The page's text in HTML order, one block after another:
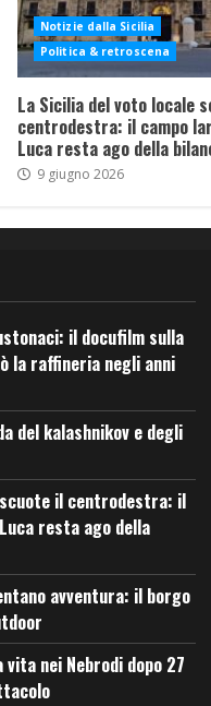
Notizie dalla Sicilia
Politica & retroscena
La Sicilia del voto locale
centrodestra: il campo
Luca resta ago della
9 giugno 2026
il docufilm sulla
la raffineria negli anni
del kalashnikov e degli
il centrodestra: il
resta ago della
avventura: il borgo
vita nei Nebrodi dopo 27